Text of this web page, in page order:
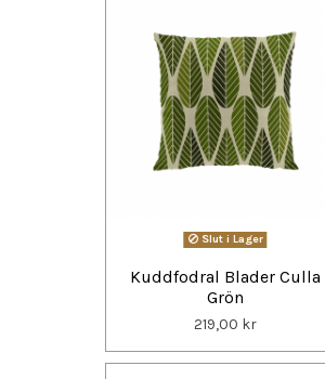
Slut i Lager
Kuddfodral Blader Culla
Grön
219,00 kr